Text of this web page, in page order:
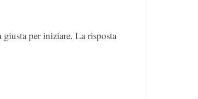
per iniziare. La risposta